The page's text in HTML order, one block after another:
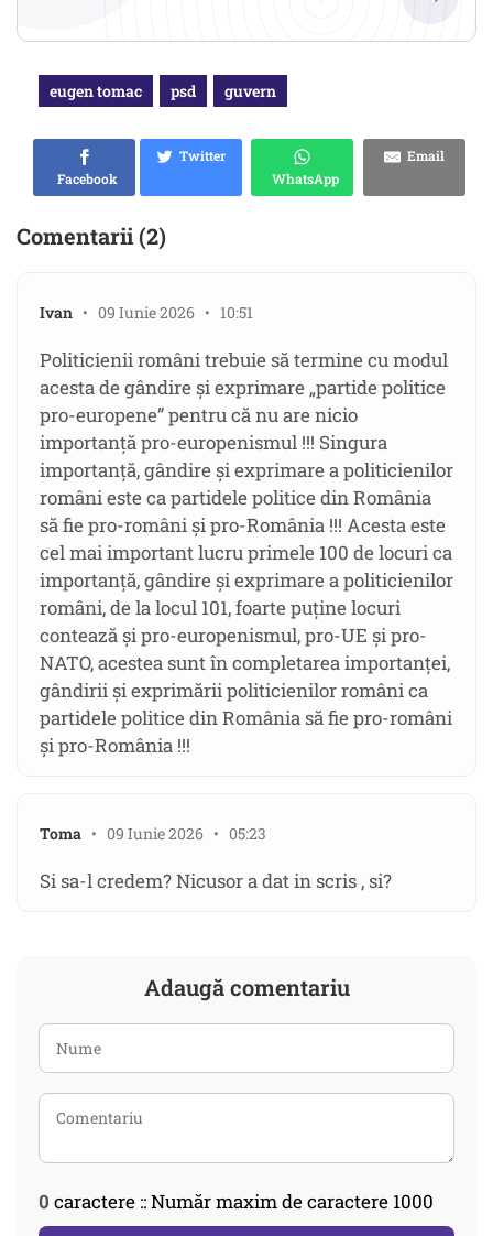
eugen tomac psd guvern
Facebook
Twitter
WhatsApp
Email
Comentarii (2)
Ivan • 09 Iunie 2026 • 10:51
Politicienii români trebuie să termine cu modul
acesta de gândire și exprimare „partide politice
pro-europene” pentru că nu are nicio
importanță pro-europenismul !!! Singura
importanță, gândire și exprimare a politicienilor
români este ca partidele politice din România
să fie pro-români și pro-România !!! Acesta este
cel mai important lucru primele 100 de locuri ca
importanță, gândire și exprimare a politicienilor
români, de la locul 101, foarte puține locuri
contează și pro-europenismul, pro-UE și pro-
NATO, acestea sunt în completarea importanței,
gândirii și exprimării politicienilor români ca
partidele politice din România să fie pro-români
și pro-România !!!
Toma • 09 Iunie 2026 • 05:23
Si sa-l credem? Nicusor a dat in scris , si?
Adaugă comentariu
0 caractere :: Număr maxim de caractere 1000